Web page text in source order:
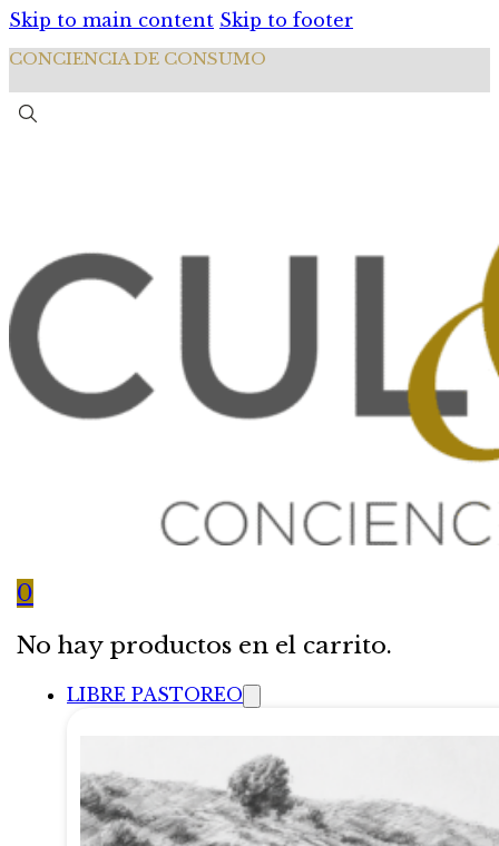
Skip to main content Skip to footer
CONCIENCIA DE CONSUMO
0
No hay productos en el carrito.
LIBRE PASTOREO